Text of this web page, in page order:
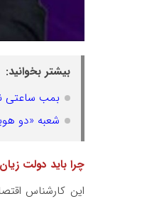
بیشتر بخوانید:
بمب ساعتی
شعبه «دو
چرا باید دولت
این کارشناس